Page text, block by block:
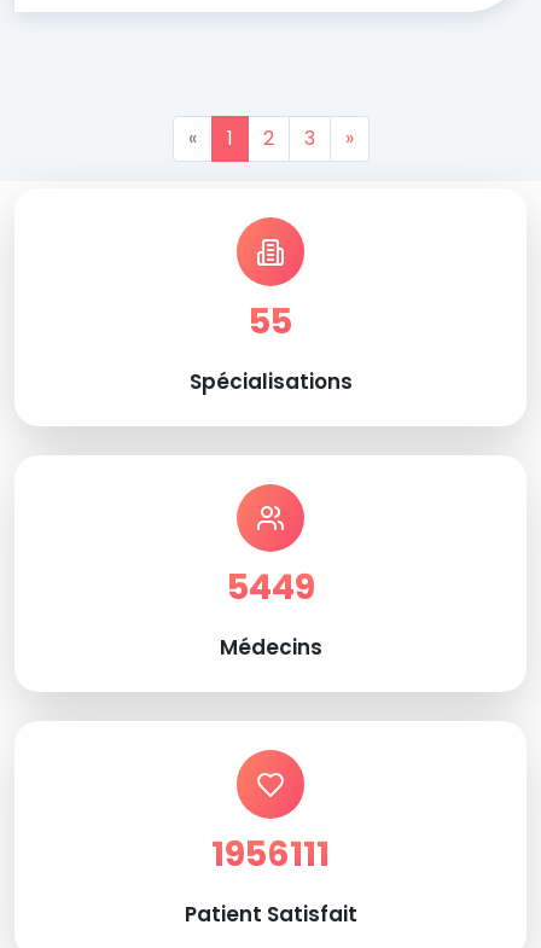
« 1 2 3 »
55
Spécialisations
5449
Médecins
1956111
Patient Satisfait